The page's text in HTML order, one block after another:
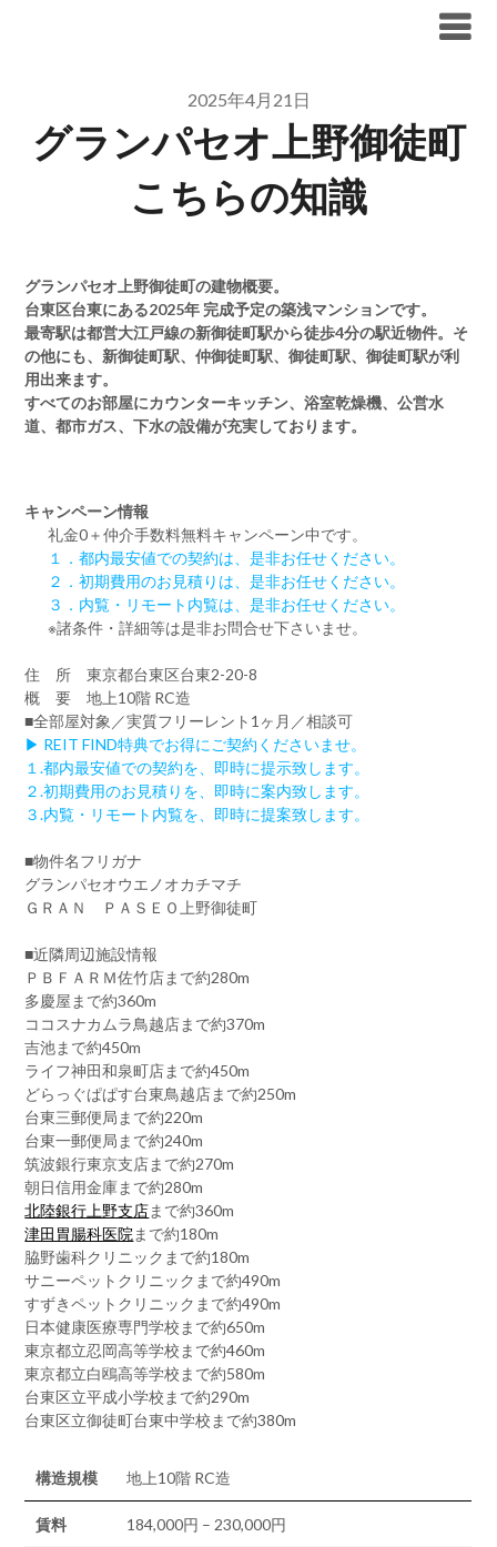
2025年4月21日
グランパセオ上野御徒町
こちらの知識
グランパセオ上野御徒町の建物概要。
台東区台東にある2025年 完成予定の築浅マンションです。
最寄駅は都営大江戸線の新御徒町駅から徒歩4分の駅近物件。そ
の他にも、新御徒町駅、仲御徒町駅、御徒町駅、御徒町駅が利
用出来ます。
すべてのお部屋にカウンターキッチン、浴室乾燥機、公営水
道、都市ガス、下水の設備が充実しております。
キャンペーン情報
礼金0＋仲介手数料無料キャンペーン中です。
１．都内最安値での契約は、是非お任せください。
２．初期費用のお見積りは、是非お任せください。
３．内覧・リモート内覧は、是非お任せください。
※諸条件・詳細等は是非お問合せ下さいませ。
住 所 東京都台東区台東2-20-8
概 要 地上10階 RC造
■全部屋対象／実質フリーレント1ヶ月／相談可
▶ REIT FIND特典でお得にご契約くださいませ。
１.都内最安値での契約を、即時に提示致します。
２.初期費用のお見積りを、即時に案内致します。
３.内覧・リモート内覧を、即時に提案致します。
■物件名フリガナ
グランパセオウエノオカチマチ
ＧＲＡＮ ＰＡＳＥＯ上野御徒町
■近隣周辺施設情報
ＰＢＦＡＲＭ佐竹店まで約280m
多慶屋まで約360m
ココスナカムラ鳥越店まで約370m
吉池まで約450m
ライフ神田和泉町店まで約450m
どらっぐぱぱす台東鳥越店まで約250m
台東三郵便局まで約220m
台東一郵便局まで約240m
筑波銀行東京支店まで約270m
朝日信用金庫まで約280m
北陸銀行上野支店まで約360m
津田胃腸科医院 まで約180m
脇野歯科クリニックまで約180m
サニーペットクリニックまで約490m
すずきペットクリニックまで約490m
日本健康医療専門学校まで約650m
東京都立忍岡高等学校まで約460m
東京都立白鴎高等学校まで約580m
台東区立平成小学校まで約290m
台東区立御徒町台東中学校まで約380m
構造規模 地上10階 RC造
賃料 184,000円 – 230,000円